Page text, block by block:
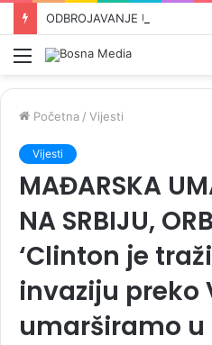
Meni
Početna / Vijesti
Vijesti
MAĐARSKA
NA SRBIJU,
‘Clinton je
invaziju preko
umarširamo u